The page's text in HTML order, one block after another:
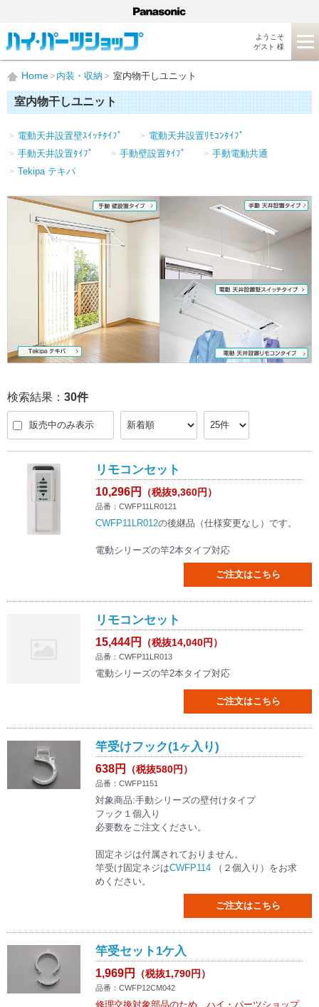
ようこそ
ゲスト 様
Home 内装・収納 室内物干しユニット
室内物干しユニット
電動天井設置壁ｽｲｯﾁﾀｲﾌﾟ
電動天井設置ﾘﾓｺﾝﾀｲﾌﾟ
手動天井設置ﾀｲﾌﾟ
手動壁設置ﾀｲﾌﾟ
手動電動共通
Tekipa テキパ
検索結果： 30件
販売中のみ表示
リモコンセット
10,296円 （税抜9,360円）
品番：CWFP11LR0121
CWFP11LR012の後継品（仕様変更なし）です。
電動シリーズの竿2本タイプ対応
ご注文はこちら
リモコンセット
15,444円 （税抜14,040円）
品番：CWFP11LR013
電動シリーズの竿2本タイプ対応
ご注文はこちら
竿受けフック(1ヶ入り)
638円 （税抜580円）
品番：CWFP1151
対象商品:手動シリーズの壁付けタイプ
フック１個入り
必要数をご注文ください。
固定ネジは付属されておりません。
竿受け固定ネジはCWFP114（２個入り）をお求
めください。
ご注文はこちら
竿受セット1ケ入
1,969円 （税抜1,790円）
品番：CWFP12CM042
修理交換対象部品のため、ハイ・パーツショップ